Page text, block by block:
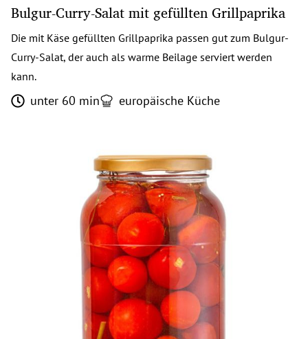
Bulgur-Curry-Salat mit gefüllten Grillpaprika
Die mit Käse gefüllten Grillpaprika passen gut zum Bulgur-
Curry-Salat, der auch als warme Beilage serviert werden
kann.
unter 60 min europäische Küche